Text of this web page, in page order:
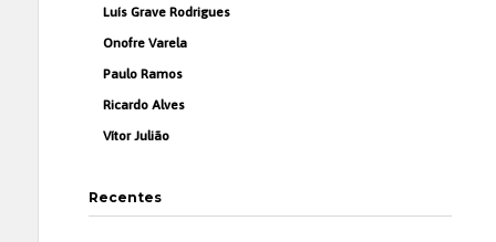
Luís Grave Rodrigues
Onofre Varela
Paulo Ramos
Ricardo Alves
Vítor Julião
Recentes